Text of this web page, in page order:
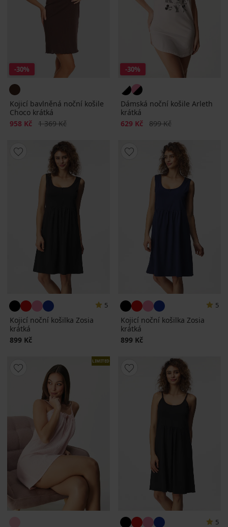
-30%
Kojicí bavlněná noční košile
Choco krátká
Sleva
958 Kč Původní cena
1 369 Kč
-30%
Dámská noční košile Arleth
krátká
Sleva
629 Kč Původní cena
899 Kč
5
Kojicí noční košilka Zosia
krátká
899 Kč
5
Kojicí noční košilka Zosia
krátká
899 Kč
LIMITED
5